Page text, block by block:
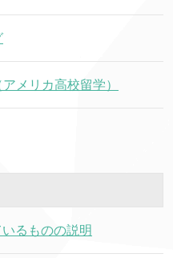
メリカ高校留学）
るものの説明